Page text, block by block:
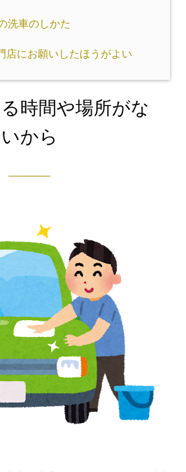
洗車のしかた
店にお願いしたほうがよい
時間や場所がな
いから